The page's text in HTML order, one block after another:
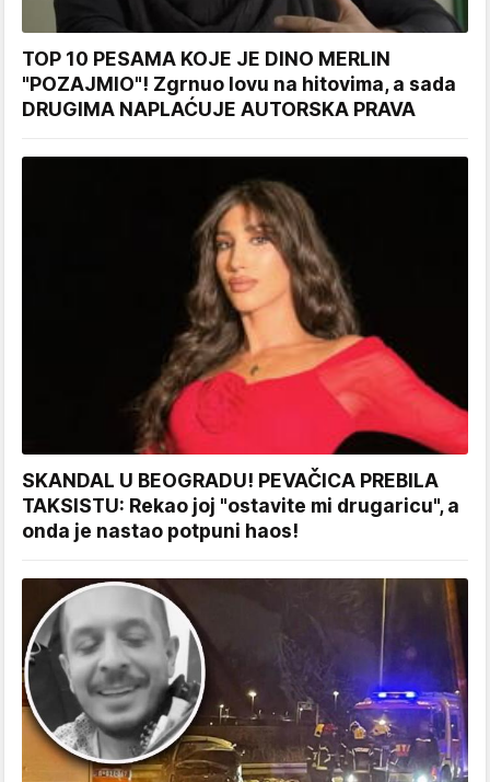
TOP 10 PESAMA KOJE JE DINO MERLIN
"POZAJMIO"! Zgrnuo lovu na hitovima, a sada
DRUGIMA NAPLAĆUJE AUTORSKA PRAVA
SKANDAL U BEOGRADU! PEVAČICA PREBILA
TAKSISTU: Rekao joj "ostavite mi drugaricu", a
onda je nastao potpuni haos!